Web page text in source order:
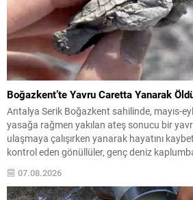
Boğazkent’te Yavru Caretta Yanarak
Antalya Serik Boğazkent sahilinde, mayıs-
yasağa rağmen yakılan ateş sonucu bir
ulaşmaya çalışırken yanarak hayatını
kontrol eden gönüllüler, genç deniz
etkilendiğini tespit etti. Ekolojik Araştırmalar
gönüllüsü Burcu Kotan, bölgenin deniz
elverişli bir yuvalama...
07.08.2026